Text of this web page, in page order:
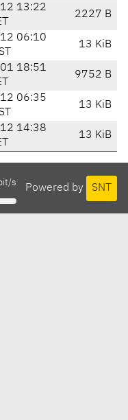
13:22
2227 B
06:10
13 KiB
18:51
9752 B
06:35
13 KiB
14:38
13 KiB
Powered by SNT
s